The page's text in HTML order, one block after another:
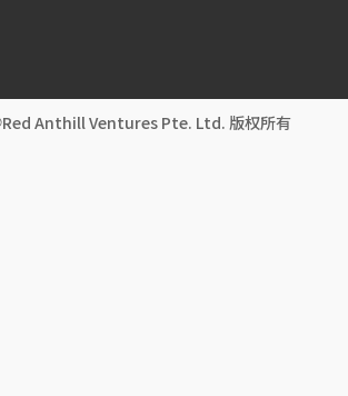
Red Anthill Ventures Pte. Ltd. 版权所有